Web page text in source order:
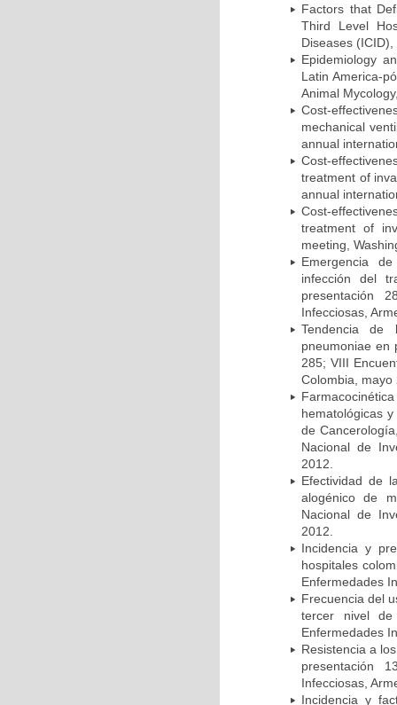
Factors that
Third Level
Diseases
Epidemiology
Latin America-
Animal
Cost-
mechanical
annual
Cost-
treatment of
annual
Cost-
treatment of
meeting,
Emergencia
infección del
presentación
Infecciosas,
Tendencia de
pneumoniae en
285; VIII
Colombia, mayo
hematológicas
de
Nacional de
2012.
Efectividad de
alogénico de
Nacional de
2012.
Incidencia y
hospitales
Enfermedades
Frecuencia del
tercer nivel de
Enfermedades
Resistencia a
presentación
Infecciosas,
Incidencia y